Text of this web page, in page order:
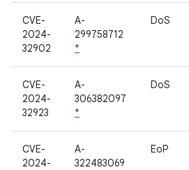
CVE-
2024-
32902
A-
299758712
*
DoS
CVE-
2024-
32923
A-
306382097
*
DoS
CVE-
2024-
A-
322483069
EoP